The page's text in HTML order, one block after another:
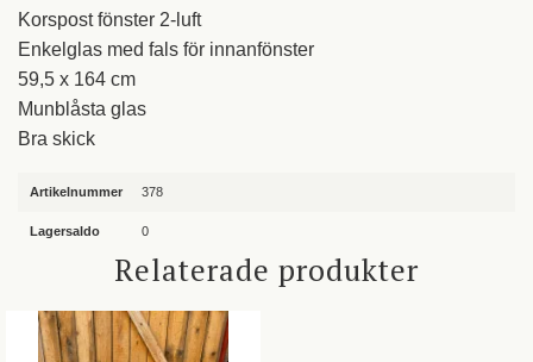
Korspost fönster 2-luft
Enkelglas med fals för innanfönster
59,5 x 164 cm
Munblåsta glas
Bra skick
Artikelnummer 378
Lagersaldo 0
Relaterade produkter